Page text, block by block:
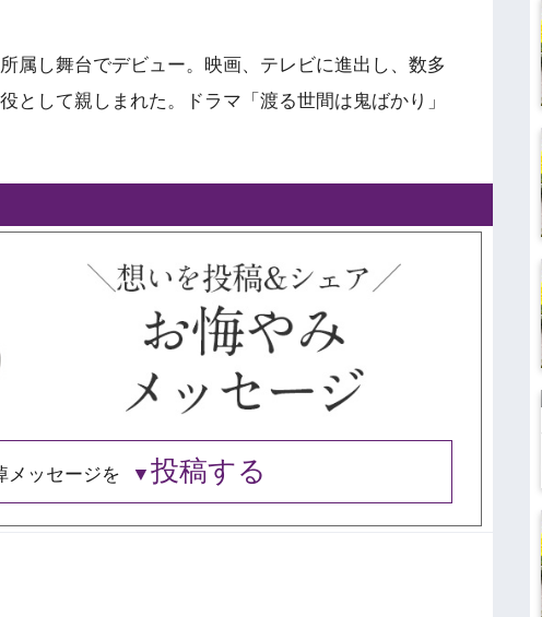
属し舞台でデビュー。映画、テレビに進出し、数多
として親しまれた。ドラマ「渡る世間は鬼ばかり」
メッセージを 投稿する